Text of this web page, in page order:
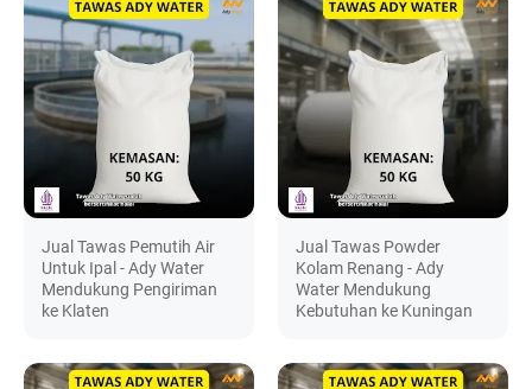
Jual Tawas Pemutih Air
Untuk Ipal - Ady Water
Mendukung Pengiriman
ke Klaten
Jual Tawas Powder
Kolam Renang - Ady
Water Mendukung
Kebutuhan ke Kuningan